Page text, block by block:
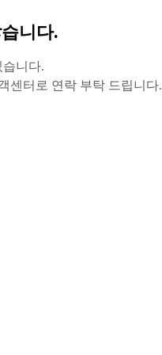
니다.
니다.
센터로 연락 부탁 드립니다.